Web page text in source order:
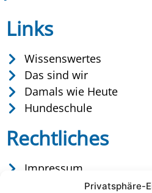
Privatsphäre-
Links
Wissenswertes
Das sind wir
Damals wie Heute
Hundeschule
Rechtliches
Impressum
Datenschutz